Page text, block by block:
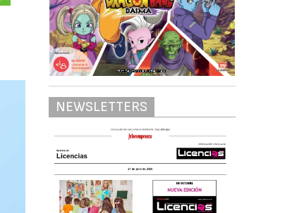
NEWSLETTERS